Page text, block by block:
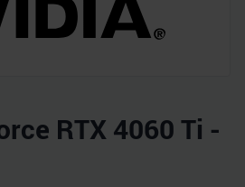
RTX 4060 Ti -